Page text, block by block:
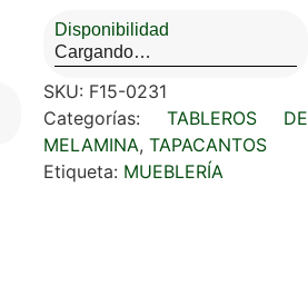
Disponibilidad
Cargando…
SKU: F15-0231
Categorías: TABLEROS DE
MELAMINA, TAPACANTOS
Etiqueta: MUEBLERÍA